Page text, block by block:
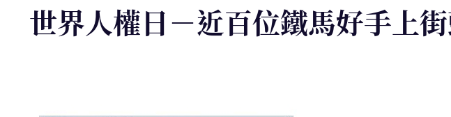
世界人權日－近百位鐵馬好手上